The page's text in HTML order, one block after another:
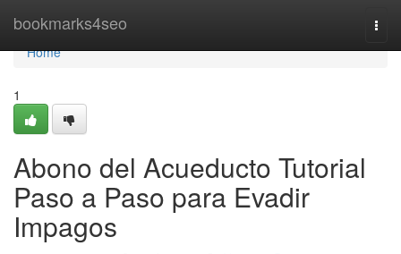
bookmarks4seo
Home
Home
1
Abono del Acueducto Tutorial
Paso a Paso para Evadir
Impagos